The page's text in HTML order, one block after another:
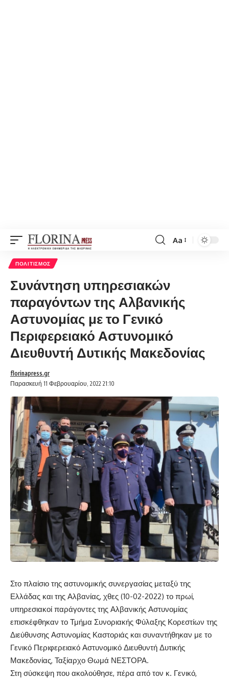
Font
Aa
ΠΟΛΙΤΙΣΜΌΣ
Συνάντηση υπηρεσιακών
παραγόντων της Αλβανικής
Αστυνομίας με το Γενικό
Περιφερειακό Αστυνομικό
Διευθυντή Δυτικής Μακεδονίας
Παρασκευή 11 Φεβρουαρίου, 2022 21:10
florinapress.gr
Στο πλαίσιο της αστυνομικής συνεργασίας μεταξύ της
Ελλάδας και της Αλβανίας, χθες (10-02-2022) το πρωί,
υπηρεσιακοί παράγοντες της Αλβανικής Αστυνομίας
επισκέφθηκαν το Τμήμα Συνοριακής Φύλαξης Κορεστίων της
Διεύθυνσης Αστυνομίας Καστοριάς και συναντήθηκαν με το
Γενικό Περιφερειακό Αστυνομικό Διευθυντή Δυτικής
Μακεδονίας, Ταξίαρχο Θωμά ΝΕΣΤΟΡΑ.
Στη σύσκεψη που ακολούθησε, πέρα από τον κ. Γενικό,